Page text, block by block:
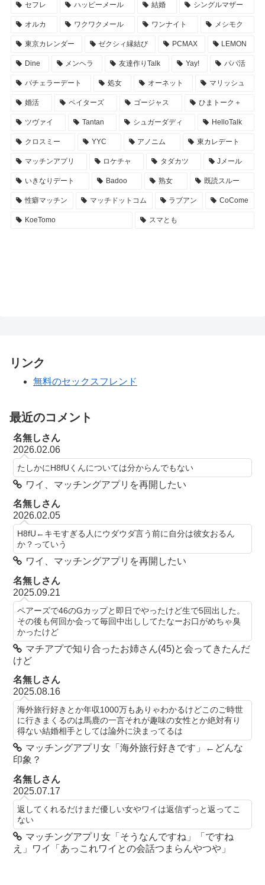
セフレ ハッピーメール 結婚 シングルマザー
オルカ ワクワクメール ワンナイト メシモク
東京カレンダー ゼクシィ縁結び PCMAX LEMON
Dine メンヘラ 友達作りTalk Yay! パパ活
バチェラーデート 処女 オーネット マリッシュ
婚活 ペイターズ ゴージャス ひまトーク＋
ツヴァイ Tantan シュガーダディ HelloTalk
クロスミー YYC アノニム 東カレデート
マッチンアプリ ロケチャ タダカツ Jメール
いきなりデート Badoo 熟女 既読スルー
性癖マッチン マッチドットコム ラブアン CoCome
KoeTomo スマとも
リンク
無料のセックスフレンド
最近のコメント
名無しさん
2026.02.06
たしかにH8fUくんについては分からんでもない
ワイ、マッチングアプリを再開したい
名無しさん
2026.02.05
H8fU←キモすぎる人にウダウダ言う前に自分は彼女おるん
か？っていう
ワイ、マッチングアプリを再開したい
名無しさん
2025.09.21
ペアーズで46のGカップと即日でやったけど生で5回出した。
その後も何回か会って毎回中出ししてたなーお口がめちゃ臭
かったけど
マチアプで知り合ったお姉さん(45)と会ってきたんだ
けど
名無しさん
2025.08.16
海外旅行好きとか年収1000万もありゃわかるけどこのご時世
に行きまくるのは馬鹿の一言それが趣味の女性とか絶対有り
得ない結婚相手としては論外に決まってるは
マッチングアプリ女「海外旅行好きです」←どんな
印象？
名無しさん
2025.07.17
返してくれるだけまだ優しい女やワイは返信ずっと返ってこ
ない
マッチングアプリ女「そうなんですね」「ですね
え」ワイ「あっこれワイとの会話つまらんやつや」